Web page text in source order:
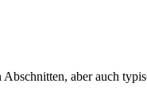
aber auch